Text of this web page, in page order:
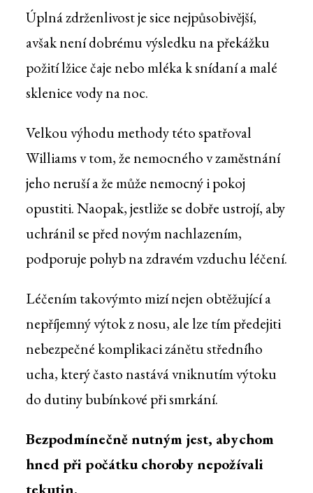
Úplná zdrženlivost je sice nejpůsobivější,
avšak není dobrému výsledku na překážku
požití lžice čaje nebo mléka k snídaní a malé
sklenice vody na noc.
Velkou výhodu methody této spatřoval
Williams v tom, že nemocného v zaměstnání
jeho neruší a že může nemocný i pokoj
opustiti. Naopak, jestliže se dobře ustrojí, aby
uchránil se před novým nachlazením,
podporuje pohyb na zdravém vzduchu léčení.
Léčením takovýmto mizí nejen obtěžující a
nepříjemný výtok z nosu, ale lze tím předejiti
nebezpečné komplikaci zánětu středního
ucha, který často nastává vniknutím výtoku
do dutiny bubínkové při smrkání.
Bezpodmínečně nutným jest, abychom
hned při počátku choroby nepožívali